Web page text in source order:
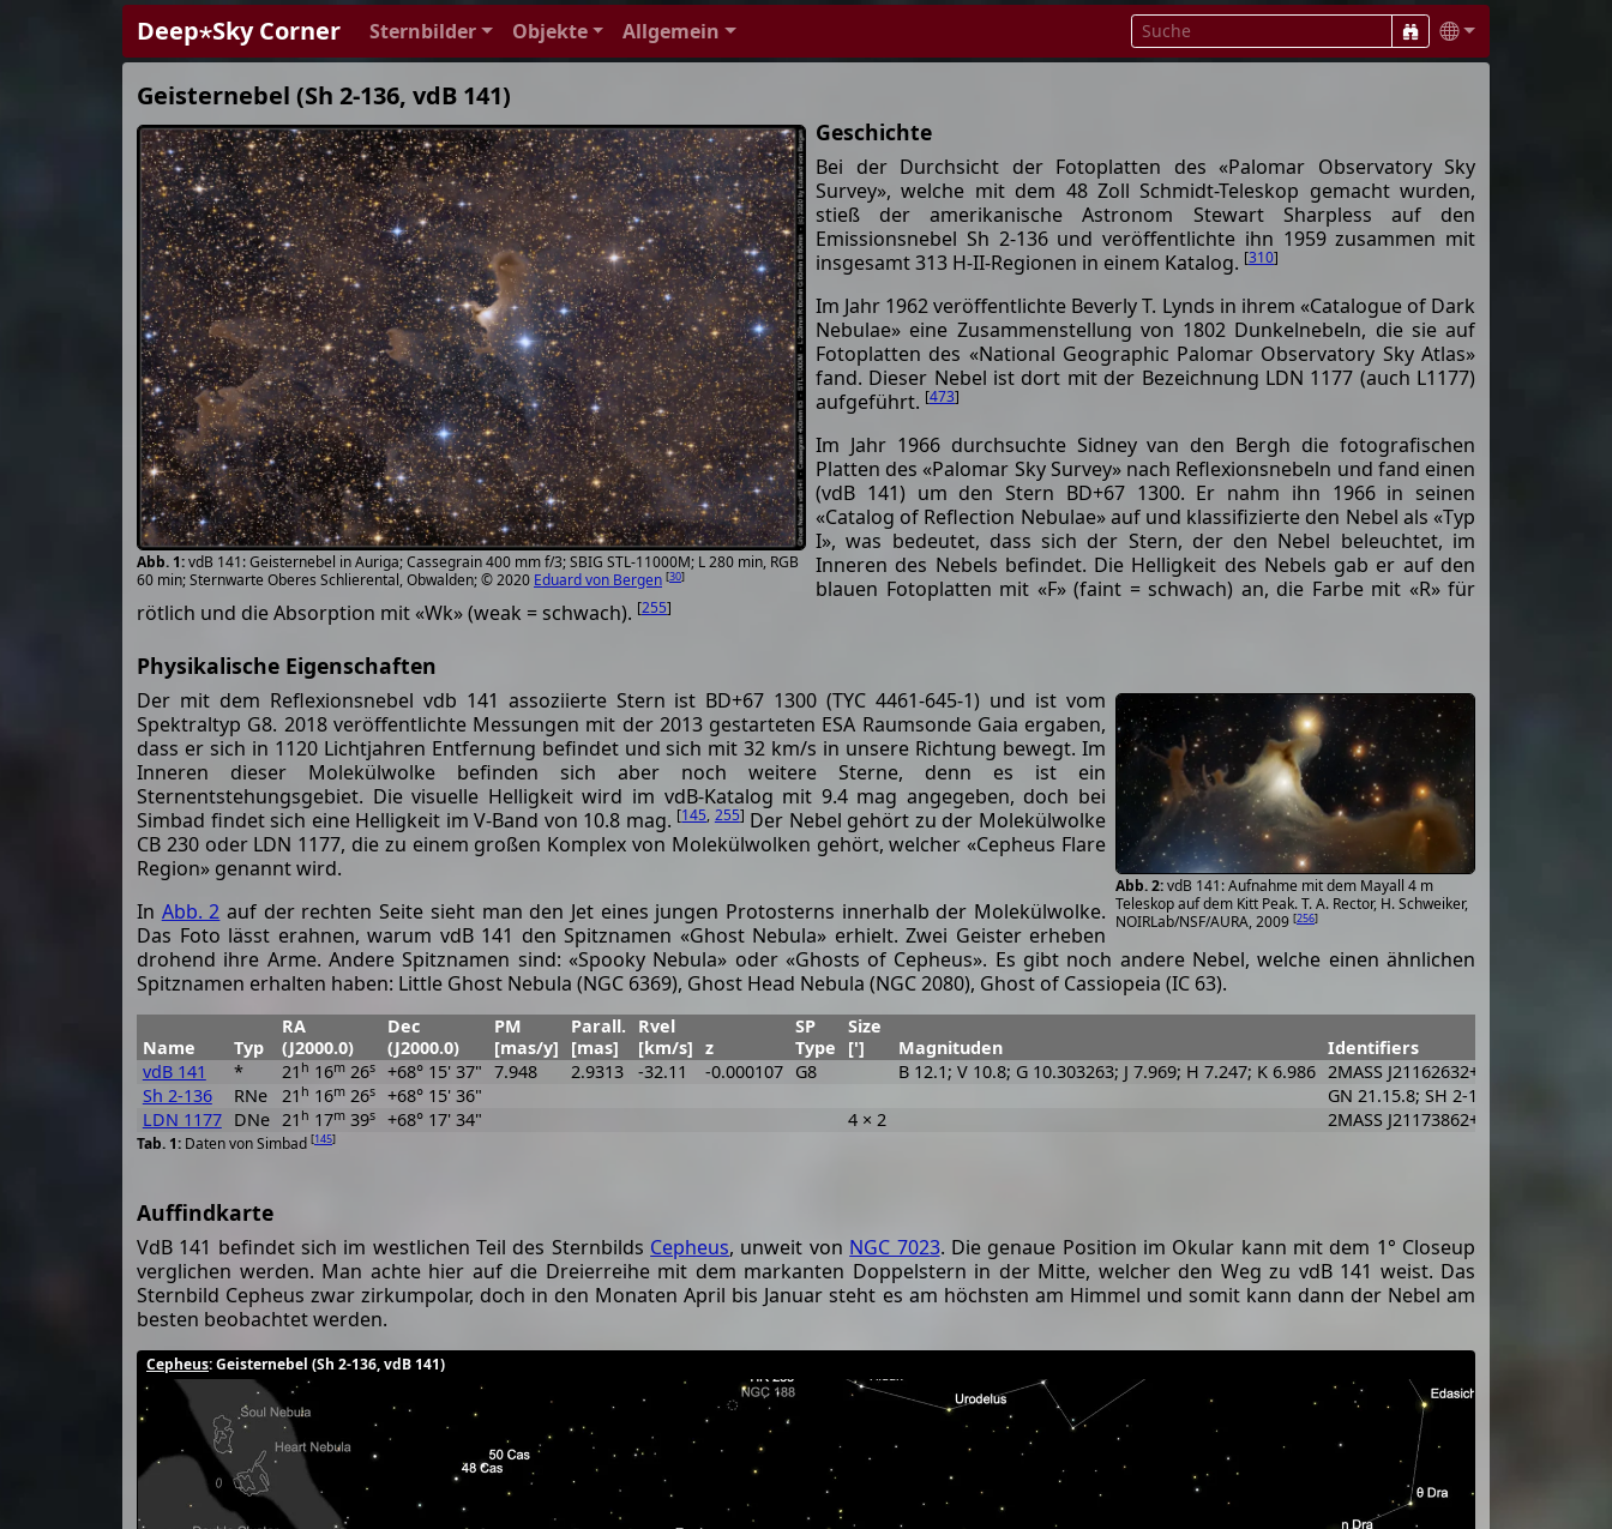
Deep⋆Sky Corner Sternbilder Objekte Allgemein
Geisternebel (Sh 2-136, vdB 141)
vdB 141: Geisternebel in Auriga; Cassegrain 400 mm f/3; SBIG STL-11000M; L 280 min, RGB
60 min; Sternwarte Oberes Schlierental, Obwalden; © 2020 Eduard von Bergen [30]
Geschichte
Bei der Durchsicht der Fotoplatten des «Palomar Observatory Sky
Survey», welche mit dem 48 Zoll Schmidt-Teleskop gemacht wurden,
stieß der amerikanische Astronom Stewart Sharpless auf den
Emissionsnebel Sh 2-136 und veröffentlichte ihn 1959 zusammen mit
insgesamt 313 H-II-Regionen in einem Katalog. [310]
Im Jahr 1962 veröffentlichte Beverly T. Lynds in ihrem «Catalogue of Dark
Nebulae» eine Zusammenstellung von 1802 Dunkelnebeln, die sie auf
Fotoplatten des «National Geographic Palomar Observatory Sky Atlas»
fand. Dieser Nebel ist dort mit der Bezeichnung LDN 1177 (auch L1177)
aufgeführt. [473]
Im Jahr 1966 durchsuchte Sidney van den Bergh die fotografischen
Platten des «Palomar Sky Survey» nach Reflexionsnebeln und fand einen
(vdB 141) um den Stern BD+67 1300. Er nahm ihn 1966 in seinen
«Catalog of Reflection Nebulae» auf und klassifizierte den Nebel als «Typ
I», was bedeutet, dass sich der Stern, der den Nebel beleuchtet, im
Inneren des Nebels befindet. Die Helligkeit des Nebels gab er auf den
blauen Fotoplatten mit «F» (faint = schwach) an, die Farbe mit «R» für
rötlich und die Absorption mit «Wk» (weak = schwach). [255]
Physikalische Eigenschaften
vdB 141: Aufnahme mit dem Mayall 4 m
Teleskop auf dem Kitt Peak. T. A. Rector, H. Schweiker,
NOIRLab/NSF/AURA, 2009 [256]
Der mit dem Reflexionsnebel vdb 141 assoziierte Stern ist BD+67 1300 (TYC 4461-645-1) und ist vom
Spektraltyp G8. 2018 veröffentlichte Messungen mit der 2013 gestarteten ESA Raumsonde Gaia ergaben,
dass er sich in 1120 Lichtjahren Entfernung befindet und sich mit 32 km/s in unsere Richtung bewegt. Im
Inneren dieser Molekülwolke befinden sich aber noch weitere Sterne, denn es ist ein
Sternentstehungsgebiet. Die visuelle Helligkeit wird im vdB-Katalog mit 9.4 mag angegeben, doch bei
Simbad findet sich eine Helligkeit im V-Band von 10.8 mag. [145, 255] Der Nebel gehört zu der Molekülwolke
CB 230 oder LDN 1177, die zu einem großen Komplex von Molekülwolken gehört, welcher «Cepheus Flare
Region» genannt wird.
In Abb. 2 auf der rechten Seite sieht man den Jet eines jungen Protosterns innerhalb der Molekülwolke.
Das Foto lässt erahnen, warum vdB 141 den Spitznamen «Ghost Nebula» erhielt. Zwei Geister erheben
drohend ihre Arme. Andere Spitznamen sind: «Spooky Nebula» oder «Ghosts of Cepheus». Es gibt noch andere Nebel, welche einen ähnlichen
Spitznamen erhalten haben: Little Ghost Nebula (NGC 6369), Ghost Head Nebula (NGC 2080), Ghost of Cassiopeia (IC 63).
Daten von Simbad [145]
Name Typ
RA
(J2000.0)
Dec
(J2000.0)
PM
[mas/y]
Parall.
[mas]
Rvel
[km/s] z
SP
Type
Size
[']
Magnituden
Identifiers
vdB 141
* 21h 16m26s +68° 15' 37" 7.948 2.9313 -32.11 -0.000107 G8 B 12.1; V 10.8; G 10.303263; J 7.969; H 7.247; K 6.986 2MASS J21162632+6815366;
Sh 2-136
RNe 21 h 16m26s +68° 15' 36"
GN 21.15.8; SH 2-136; [RK68] 107
LDN 1177 DNe 21 h 17m39s +68° 17' 34" 4 × 2 2MASS J21173862+6817340;
Auffindkarte
VdB 141 befindet sich im westlichen Teil des Sternbilds Cepheus, unweit von NGC 7023. Die genaue Position im Okular kann mit dem 1° Closeup
verglichen werden. Man achte hier auf die Dreierreihe mit dem markanten Doppelstern in der Mitte, welcher den Weg zu vdB 141 weist. Das
Sternbild Cepheus zwar zirkumpolar, doch in den Monaten April bis Januar steht es am höchsten am Himmel und somit kann dann der Nebel am
besten beobachtet werden.
Cepheus: Geisternebel (Sh 2-136, vdB 141)